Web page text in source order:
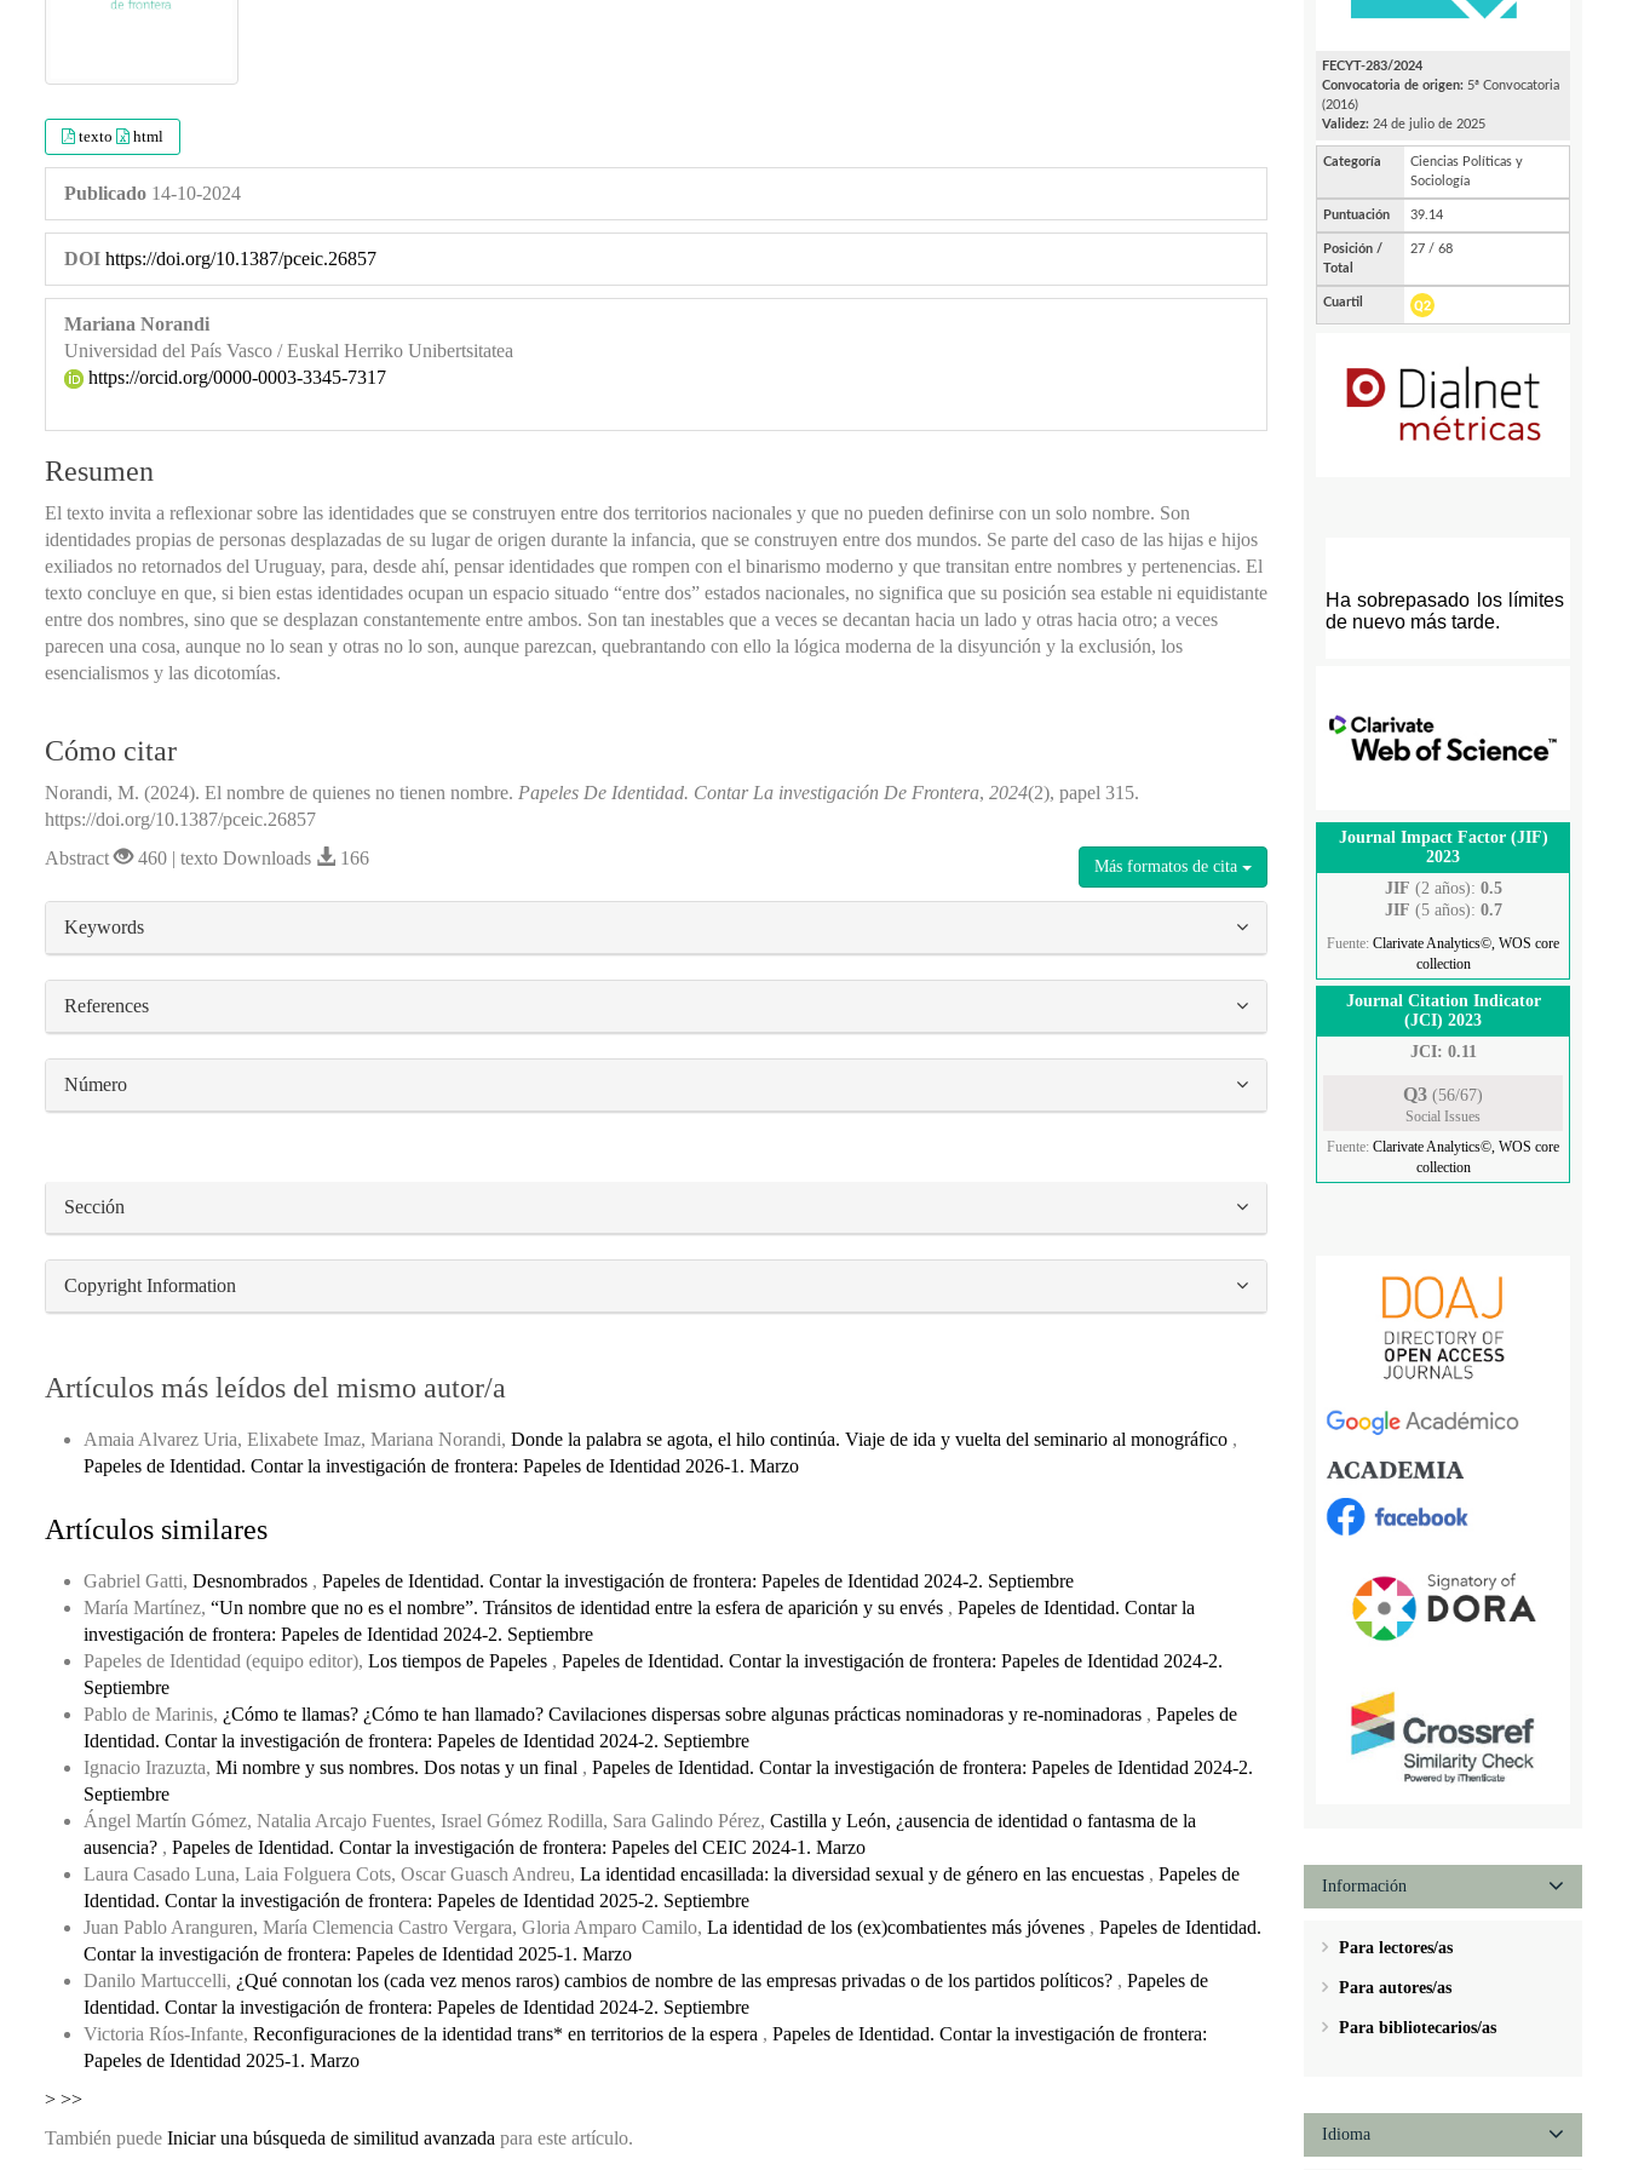
texto html
Publicado 14-10-2024
DOI https://doi.org/10.1387/pceic.26857
Mariana Norandi
Universidad del País Vasco / Euskal Herriko Unibertsitatea
https://orcid.org/0000-0003-3345-7317
Resumen
El texto invita a reflexionar sobre las identidades que se construyen entre dos territorios nacionales y que no pueden definirse con un solo nombre. Son
identidades propias de personas desplazadas de su lugar de origen durante la infancia, que se construyen entre dos mundos. Se parte del caso de las hijas e hijos
exiliados no retornados del Uruguay, para, desde ahí, pensar identidades que rompen con el binarismo moderno y que transitan entre nombres y pertenencias. El
texto concluye en que, si bien estas identidades ocupan un espacio situado “entre dos” estados nacionales, no significa que su posición sea estable ni equidistante
entre dos nombres, sino que se desplazan constantemente entre ambos. Son tan inestables que a veces se decantan hacia un lado y otras hacia otro; a veces
parecen una cosa, aunque no lo sean y otras no lo son, aunque parezcan, quebrantando con ello la lógica moderna de la disyunción y la exclusión, los
esencialismos y las dicotomías.
Cómo citar
Norandi, M. (2024). El nombre de quienes no tienen nombre. Papeles De Identidad. Contar La investigación De Frontera, 2024(2), papel 315.
https://doi.org/10.1387/pceic.26857
Más formatos de cita
Abstract 460 | texto Downloads 166
##plugins.themes.bootstrap3.article.details##
Keywords
References
Número
Sección
Copyright Information
Artículos más leídos del mismo autor/a
Amaia Alvarez Uria, Elixabete Imaz, Mariana Norandi, Donde la palabra se agota, el hilo continúa. Viaje de ida y vuelta del seminario al monográfico ,
Papeles de Identidad. Contar la investigación de frontera: Papeles de Identidad 2026-1. Marzo
Artículos similares
Gabriel Gatti, Desnombrados , Papeles de Identidad. Contar la investigación de frontera: Papeles de Identidad 2024-2. Septiembre
María Martínez, “Un nombre que no es el nombre”. Tránsitos de identidad entre la esfera de aparición y su envés , Papeles de Identidad. Contar la
investigación de frontera: Papeles de Identidad 2024-2. Septiembre
Papeles de Identidad (equipo editor), Los tiempos de Papeles , Papeles de Identidad. Contar la investigación de frontera: Papeles de Identidad 2024-2.
Septiembre
Pablo de Marinis, ¿Cómo te llamas? ¿Cómo te han llamado? Cavilaciones dispersas sobre algunas prácticas nominadoras y re-nominadoras , Papeles de
Identidad. Contar la investigación de frontera: Papeles de Identidad 2024-2. Septiembre
Ignacio Irazuzta, Mi nombre y sus nombres. Dos notas y un final , Papeles de Identidad. Contar la investigación de frontera: Papeles de Identidad 2024-2.
Septiembre
Ángel Martín Gómez, Natalia Arcajo Fuentes, Israel Gómez Rodilla, Sara Galindo Pérez, Castilla y León, ¿ausencia de identidad o fantasma de la
ausencia? , Papeles de Identidad. Contar la investigación de frontera: Papeles del CEIC 2024-1. Marzo
Laura Casado Luna, Laia Folguera Cots, Oscar Guasch Andreu, La identidad encasillada: la diversidad sexual y de género en las encuestas , Papeles de
Identidad. Contar la investigación de frontera: Papeles de Identidad 2025-2. Septiembre
Juan Pablo Aranguren, María Clemencia Castro Vergara, Gloria Amparo Camilo, La identidad de los (ex)combatientes más jóvenes , Papeles de Identidad.
Contar la investigación de frontera: Papeles de Identidad 2025-1. Marzo
Danilo Martuccelli, ¿Qué connotan los (cada vez menos raros) cambios de nombre de las empresas privadas o de los partidos políticos? , Papeles de
Identidad. Contar la investigación de frontera: Papeles de Identidad 2024-2. Septiembre
Victoria Ríos-Infante, Reconfiguraciones de la identidad trans* en territorios de la espera , Papeles de Identidad. Contar la investigación de frontera:
Papeles de Identidad 2025-1. Marzo
> >>
También puede Iniciar una búsqueda de similitud avanzada para este artículo.
Journal Impact Factor (JIF)
2023
JIF (2 años): 0.5
JIF (5 años): 0.7
Fuente: Clarivate Analytics©, WOS core
collection
Journal Citation Indicator
(JCI) 2023
JCI: 0.11
Q3 (56/67)
Social Issues
Fuente: Clarivate Analytics©, WOS core
collection
Información
Para lectores/as
Para autores/as
Para bibliotecarios/as
Idioma